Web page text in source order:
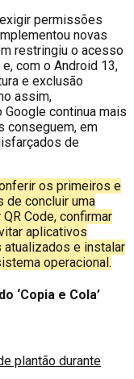
permissões
novas
restringiu o acesso
com o Android 13,
e exclusão
assim,
continua mais
conseguem, em
de
os primeiros e
de concluir uma
Code, confirmar
aplicativos
atualizados e instalar
operacional.
‘Copia e Cola’